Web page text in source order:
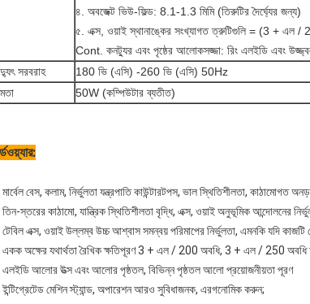
৪. অবজেক্ট ভিউ-ফিল্ড: 8.1-1.3 মিমি (তিরুটির দৈর্ঘ্যের জন্য)
৫. এক্স, ওয়াই স্থানাঙ্কের সংখ্যাগত ত্রুটিগুলি = (3 + এল /
Cont. কনট্যুর এবং পৃষ্ঠের আলোকসজ্জা: রিং এলইডি এবং
সরবরাহ
180 ভি (এসি) -260 ভি (এসি) 50Hz
50W (কম্পিউটার ব্যতীত)
বেস, কলাম, নির্ভুলতা যন্ত্রপাতি কাউন্টারটপস, ভাল স্থিতিশীলতা, কাঠামোগত
স্তরের কাঠামো, যান্ত্রিক স্থিতিশীলতা বৃদ্ধি, এক্স, ওয়াই অনুভূমিক আন্দোলনের
এক্স, ওয়াই উল্লম্ব উচ্চ আশ্বাস সমন্বয় পরিমাপের নির্ভুলতা, এমনকি যদি
একক অক্ষের যথার্থতা রৈখিক ক্ষতিপূরণ 3 + এল / 200 অবধি, 3 + এল / 250 অবধি
এলইডি আলোর উত্স এবং আলোর পৃষ্ঠতল, বিভিন্ন পৃষ্ঠতল আলো প্রয়োজনীয়তা পূরণ
মেশিন স্ট্যান্ড, অপারেশন আরও সুবিধাজনক, এরগনোমিক করুন;